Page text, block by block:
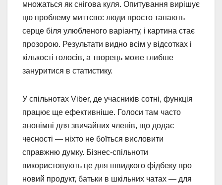
множаться як снігова куля. Опитування вирішує
цю проблему миттєво: люди просто тапають
серце біля улюбленого варіанту, і картина стає
прозорою. Результати видно всім у відсотках і
кількості голосів, а творець може глибше
зануритися в статистику.
У спільнотах Viber, де учасників сотні, функція
працює ще ефективніше. Голоси там часто
анонімні для звичайних членів, що додає
чесності — ніхто не боїться висловити
справжню думку. Бізнес-спільноти
використовують це для швидкого фідбеку про
новий продукт, батьки в шкільних чатах — для